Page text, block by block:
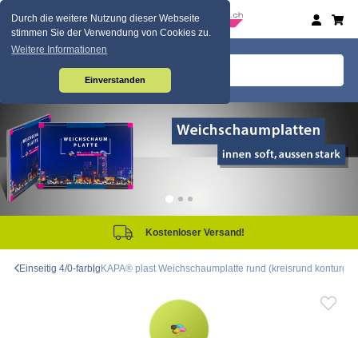
Durch die weitere Nutzung dieser Webseite
stimmen Sie der Verwendung von Cookies zu.
Weitere Informationen
Einverstanden
Einseitig 4/0-farbigKAPA® plast Weichschaumplatte rund (kreisrund